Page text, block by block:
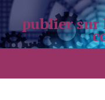
publier sur